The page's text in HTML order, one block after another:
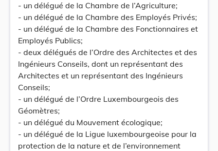
- un délégué de la Chambre de l’Agriculture;
- un délégué de la Chambre des Employés Privés;
- un délégué de la Chambre des Fonctionnaires et
Employés Publics;
- deux délégués de l’Ordre des Architectes et des
Ingénieurs Conseils, dont un représentant des
Architectes et un représentant des Ingénieurs
Conseils;
- un délégué de l’Ordre Luxembourgeois des
Géomètres;
- un délégué du Mouvement écologique;
- un délégué de la Ligue luxembourgeoise pour la
protection de la nature et de l’environnement